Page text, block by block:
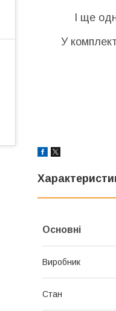
І ще
У
Основні
Виробник
Стан